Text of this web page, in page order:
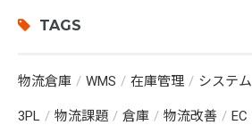
TAGS
物流倉庫 WMS 在庫管理 システム
3PL 物流課題 倉庫 物流改善 EC